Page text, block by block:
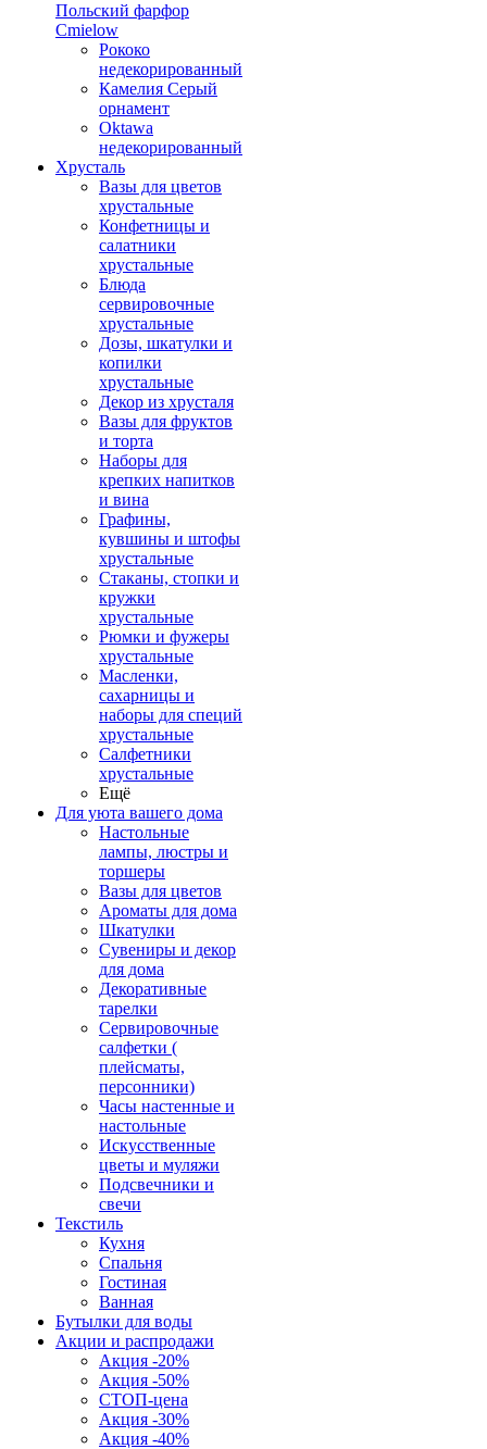
Польский фарфор
Сmielow
Рококо
недекорированный
Камелия Серый
орнамент
Oktawa
недекорированный
Хрусталь
Вазы для цветов
хрустальные
Конфетницы и
салатники
хрустальные
Блюда
сервировочные
хрустальные
Дозы, шкатулки и
копилки
хрустальные
Декор из хрусталя
Вазы для фруктов
и торта
Наборы для
крепких напитков
и вина
Графины,
кувшины и штофы
хрустальные
Стаканы, стопки и
кружки
хрустальные
Рюмки и фужеры
хрустальные
Масленки,
сахарницы и
наборы для специй
хрустальные
Салфетники
хрустальные
Ещё
Для уюта вашего дома
Настольные
лампы, люстры и
торшеры
Вазы для цветов
Ароматы для дома
Шкатулки
Сувениры и декор
для дома
Декоративные
тарелки
Сервировочные
салфетки (
плейсматы,
персонники)
Часы настенные и
настольные
Искусственные
цветы и муляжи
Подсвечники и
свечи
Текстиль
Кухня
Спальня
Гостиная
Ванная
Бутылки для воды
Акции и распродажи
Акция -20%
Акция -50%
СТОП-цена
Акция -30%
Акция -40%